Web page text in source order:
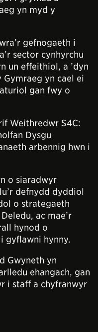
yn myd y
gefnogaeth i
sector cynhyrchu
un effeithiol, a ’dyn
Gymraeg yn cael ei
gan fwy o
Weithredwr S4C:
Dysgu
arbennig hwn i
o siaradwyr
defnydd dyddiol
o strategaeth
ac mae’r
hynod o
gyflawni hynny.
Gwyneth yn
ehangach, gan
i staff a chyfranwyr